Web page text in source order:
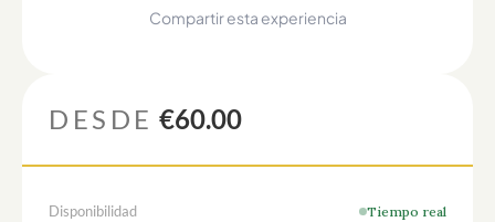
Compartir esta experiencia
DESDE €60.00
Disponibilidad Tiempo real